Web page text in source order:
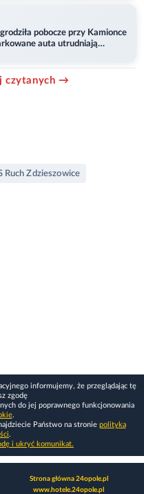
pobocze przy Kamionce
auta utrudniają
czytanych →
Ruch Zdzieszowice
informujemy, że przeglądając tę
zgodę
do jej poprawnego funkcjonowania
.
Państwo na stronie polityka
.
i ukryć komunikat.
Strona główna 24opole.pl
www.hotele.24opole.pl